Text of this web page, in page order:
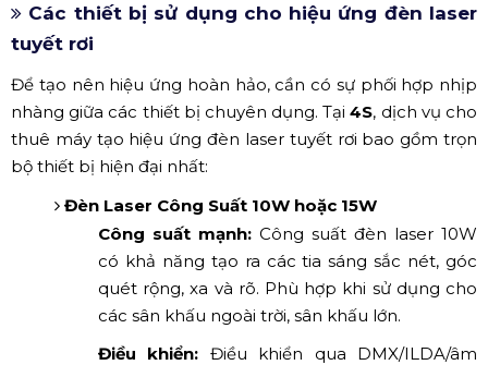
Các thiết bị sử dụng cho hiệu ứng đèn laser
tuyết rơi
Để tạo nên hiệu ứng hoàn hảo, cần có sự phối hợp nhịp
nhàng giữa các thiết bị chuyên dụng. Tại4S, dịch vụ cho
thuê máy tạo hiệu ứng đèn laser tuyết rơi bao gồm trọn
bộ thiết bị hiện đại nhất:
Đèn Laser Công Suất 10W hoặc 15W
Công suất mạnh: Công suất đèn laser 10W
có khả năng tạo ra các tia sáng sắc nét, góc
quét rộng, xa và rõ. Phù hợp khi sử dụng cho
các sân khấu ngoài trời, sân khấu lớn.
Điều khiển: Điều khiển qua DMX/ILDA/âm